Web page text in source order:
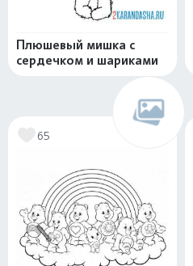
Плюшевый мишка с
сердечком и шариками
65